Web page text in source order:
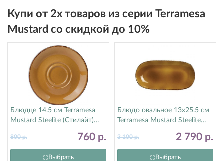
Купи от 2х товаров из серии Terramesa
Mustard со скидкой до 10%
Блюдце 14.5 см Terramesa
Mustard Steelite (Стилайт)
760 р.
800р.
Выбрать
Блюдо овальное 13х25.5 см
Terramesa Mustard Steelite
2 790 р.
3 100р.
Выбрать